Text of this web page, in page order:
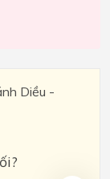
Diều -